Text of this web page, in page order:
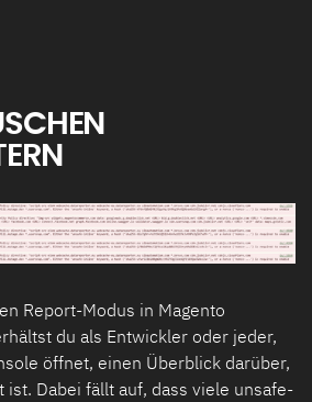
Report-Modus in Magento
du als Entwickler oder jeder,
öffnet, einen Überblick darüber,
Dabei fällt auf, dass viele unsafe-